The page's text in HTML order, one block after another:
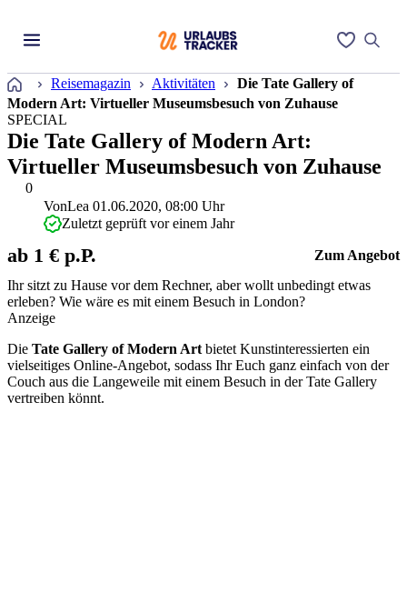
Startseite
Reisemagazin Aktivitäten
Die Tate Gallery of
Modern Art: Virtueller Museumsbesuch von Zuhause
0
SPECIAL
Die Tate Gallery of Modern Art:
Virtueller Museumsbesuch von Zuhause
Ihr sitzt zu Hause vor dem Rechner, aber wollt unbedingt etwas
erleben? Wie wäre es mit einem Besuch in London?
VonLea 01.06.2020, 08:00 Uhr
Zuletzt geprüft vor einem Jahr
ab 1 € p.P. Zum Angebot
Anzeige
Die Tate Gallery of Modern Art bietet Kunstinteressierten ein
vielseitiges Online-Angebot, sodass Ihr Euch ganz einfach von der
Couch aus die Langeweile mit einem Besuch in der Tate Gallery
vertreiben könnt.